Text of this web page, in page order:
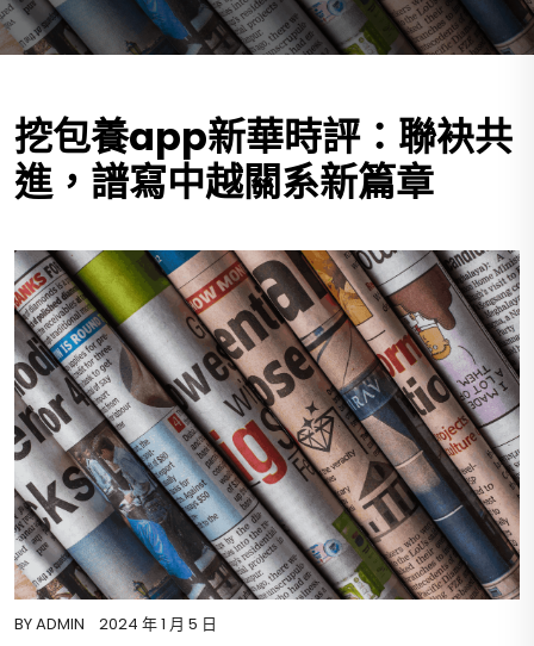
挖包養app新華時評：聯袂共
進，譜寫中越關系新篇章
BYADMIN 2024 年 1 月 5 日